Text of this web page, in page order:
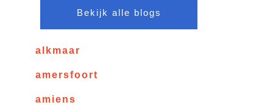
Bekijk alle blogs
alkmaar
amersfoort
amiens